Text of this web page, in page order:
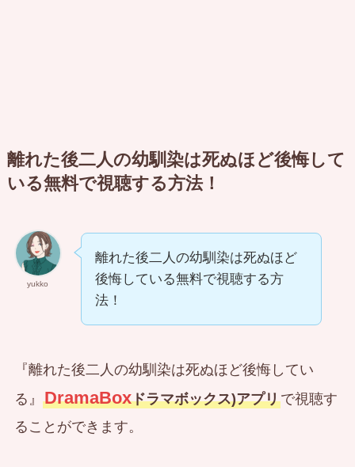
離れた後二人の幼馴染は死ぬほど後悔して
いる無料で視聴する方法！
yukko
離れた後二人の幼馴染は死ぬほど
後悔している無料で視聴する方
法！
『離れた後二人の幼馴染は死ぬほど後悔してい
る』 DramaBoxドラマボックス)アプリで視聴す
ることができます。